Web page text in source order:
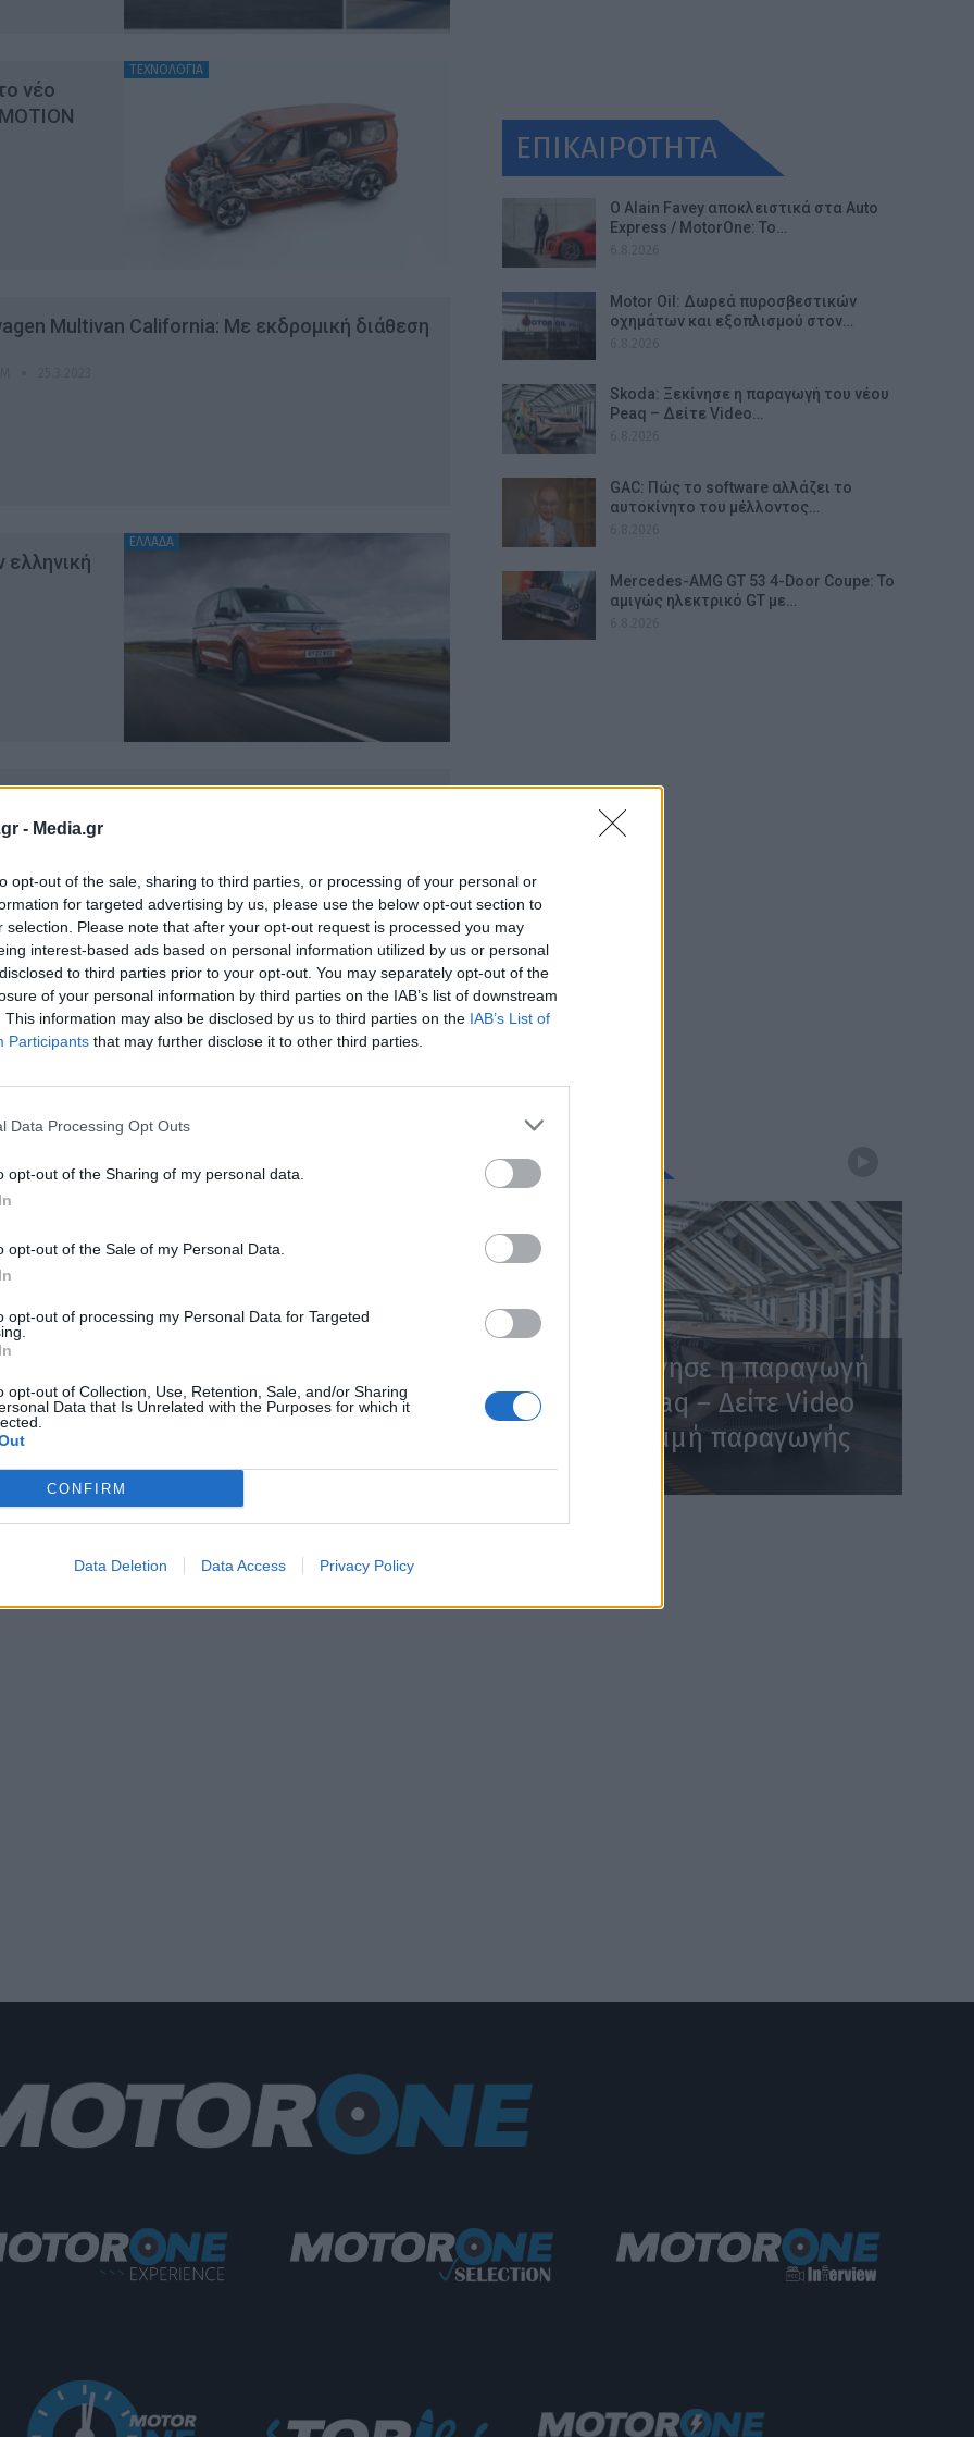
- Media.gr
opt-out of the sale, sharing to third parties, or processing of your personal or
for targeted advertising by us, please use the below opt-out section to
selection. Please note that after your opt-out request is processed you may
interest-based ads based on personal information utilized by us or personal
to third parties prior to your opt-out. You may separately opt-out of the
of your personal information by third parties on the IAB’s list of downstream
This information may also be disclosed by us to third parties on the IAB’s List of
Participants that may further disclose it to other third parties.
Data Processing Opt Outs
opt-out of the Sharing of my personal data.
opt-out of the Sale of my Personal Data.
opt-out of processing my Personal Data for Targeted
opt-out of Collection, Use, Retention, Sale, and/or Sharing
Data that Is Unrelated with the Purposes for which it
CONFIRM
Data Deletion Data Access Privacy Policy
ΤΕΧΝΟΛΟΓΙΑ
νέο
Multivan California: Με εκδρομική διάθεση
ΕΛΛΑΔΑ
ΕΠΙΚΑΙΡΟΤΗΤΑ
Ο Alain Favey αποκλειστικά στα Auto
Express / MotorOne: Το…
Motor Oil: Δωρεά πυροσβεστικών
οχημάτων και εξοπλισμού στον…
Skoda: Ξεκίνησε η παραγωγή του νέου
Peaq – Δείτε Video…
GAC: Πώς το software αλλάζει το
αυτοκίνητο του μέλλοντος…
Mercedes-AMG GT 53 4-Door Coupe: Το
αμιγώς ηλεκτρικό GT με…
WEBTV
Skoda: Ξεκίνησε η παραγωγή
του νέου Peaq – Δείτε Video
από τη γραμμή παραγωγής
WEB TV